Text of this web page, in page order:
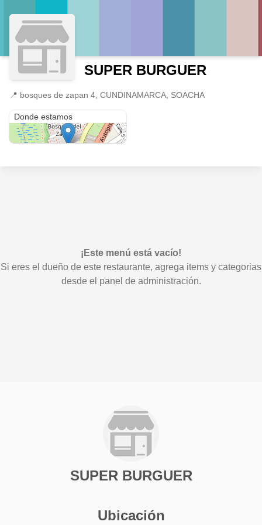
SUPER BURGUER
📍 bosques de zapan 4, CUNDINAMARCA, SOACHA
Donde estamos
¡Este menú está vacío!
Si eres el dueño de este restaurante, agrega items y categorias
desde el panel de administración.
SUPER BURGUER
Ubicación